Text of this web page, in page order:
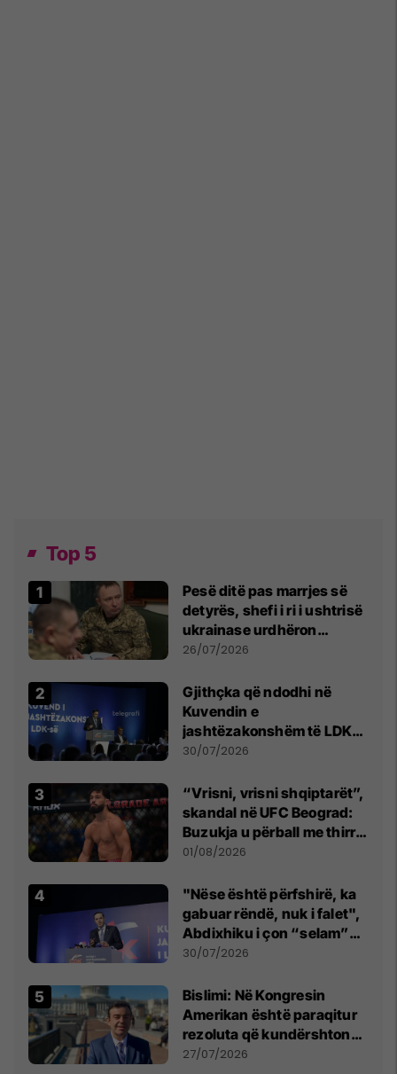
Top 5
Pesë ditë pas marrjes së
detyrës, shefi i ri i ushtrisë
ukrainase urdhëron
kontroll të madh
26/07/2026
Gjithçka që ndodhi në
Kuvendin e
jashtëzakonshëm të LDK-
së
30/07/2026
“Vrisni, vrisni shqiptarët”,
skandal në UFC Beograd:
Buzukja u përball me thirrje
anti-shqiptare nga
01/08/2026
"Nëse është përfshirë, ka
gabuar rëndë, nuk i falet",
Abdixhiku i çon “selam”
Përparim Ramës
30/07/2026
Bislimi: Në Kongresin
Amerikan është paraqitur
rezoluta që kundërshton
mbajtjen e Asamblesë
27/07/2026